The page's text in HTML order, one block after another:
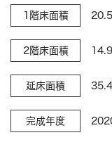
1階床面積
2階床面積
延床面積
完成年度